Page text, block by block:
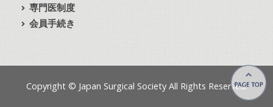
専門医制度
会員手続き
Copyright © Japan Surgical Society All Rights Reserved.